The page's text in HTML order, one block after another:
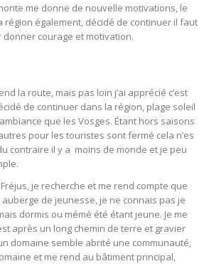
me donne de nouvelle motivations, le
région également, décidé de continuer il faut
courage et motivation.
la route, mais pas loin j’ai apprécié c’est
de continuer dans la région, plage soleil
que les Vosges. Étant hors saisons
pour les touristes sont fermé cela n’es
contraire il y a moins de monde et je peu
je recherche et me rend compte que
de jeunesse, je ne connais pas je
dormis ou mémé été étant jeune. Je me
après un long chemin de terre et gravier
domaine semble abrité une communauté,
et me rend au bâtiment principal,